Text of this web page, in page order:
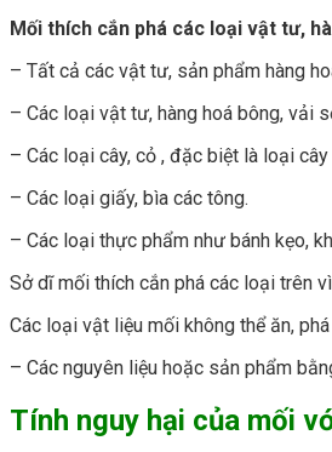
Mối thích cắn phá các loại vật tư,
– Tất cả các vật tư, sản phẩm hàng
– Các loại vật tư, hàng hoá bông, vải
– Các loại cây, cỏ , đặc biệt là loại
– Các loại giấy, bìa các tông.
– Các loại thực phẩm như bánh kẹo,
Sở dĩ mối thích cắn phá các loại trên
Các loại vật liệu mối không thể ăn,
– Các nguyên liệu hoặc sản phẩm
Tính nguy hại của mối